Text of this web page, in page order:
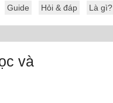
Guide Hỏi & đáp Là gì?
và